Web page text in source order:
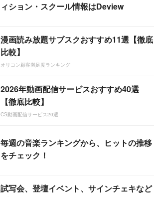
ィション・スクール情報はDeview
漫画読み放題サブスクおすすめ11選【徹底
比較】
オリコン顧客満足度ランキング
2026年動画配信サービスおすすめ40選
【徹底比較】
CS動画配信サービス20選
毎週の音楽ランキングから、ヒットの推移
をチェック！
試写会、登壇イベント、サインチェキなど